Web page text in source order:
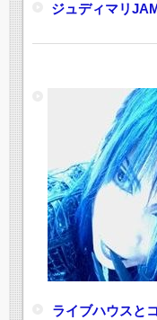
ジュディマリ
ライブハウスと